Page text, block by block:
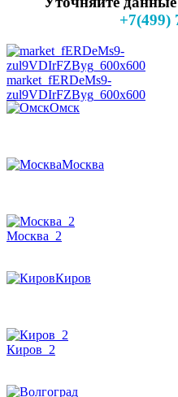
+7(499)
market_fERDeMs9-
zul9VDIrFZByg_600x600
Омск
Москва
Москва_2
Киров
Киров_2